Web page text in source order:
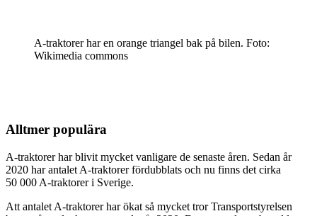
A-traktorer har en orange triangel bak på bilen. Foto:
Wikimedia commons
Alltmer populära
A-traktorer har blivit mycket vanligare de senaste åren. Sedan år
2020 har antalet A-traktorer fördubblats och nu finns det cirka
50 000 A-traktorer i Sverige.
Att antalet A-traktorer har ökat så mycket tror Transportstyrelsen